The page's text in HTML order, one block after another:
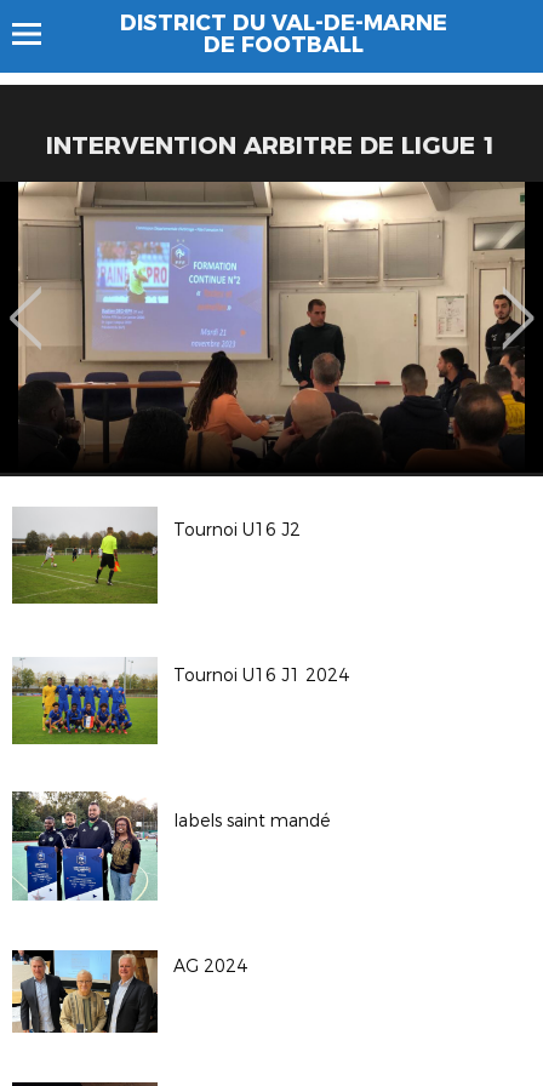
DISTRICT DU VAL-DE-MARNE
DE FOOTBALL
INTERVENTION ARBITRE DE LIGUE 1
Tournoi U16 J2
Tournoi U16 J1 2024
labels saint mandé
AG 2024